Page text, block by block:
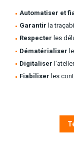
Automatiser et
Garantir la
Respecter les
Dématérialiser
Digitaliser
Fiabiliser les